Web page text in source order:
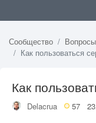
Сообщество
Как пользоваться
Как
Delacrua 57